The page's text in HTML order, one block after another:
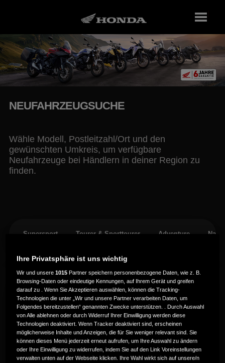
NEUFAHRZEUGSUCHE
Wähle Modell, Postleitzahl/Ort und den
gewünschten Umkreis, um verfügbare
Neufahrzeuge bei Händlern in deiner Region zu
finden.
Supersport Tourer & Sporttourer Adventure
Ihre Privatsphäre ist uns wichtig
Wir und unsere1015 Partner speichern personenbezogene Daten, wie z. B.
Browsing-Daten oder eindeutige Kennungen, auf Ihrem Gerät und greifen
darauf zu . Wenn Sie Akzeptieren auswählen, können die Tracking-
Technologien die unter „Wir und unsere Partner verarbeiten Daten, um
Folgendes bereitzustellen“ genannten Zwecke unterstützen. . Durch Auswahl
von Alle ablehnen oder durch Widerruf Ihrer Einwilligung werden diese
Technologien deaktiviert. Wenn Tracker deaktiviert sind, erscheinen
möglicherweise Inhalte und Anzeigen, die für Sie weniger relevant sind. Sie
können dieses Menü jederzeit erneut aufrufen, um Ihre Auswahl zu ändern
oder Ihre Einwilligung zu widerrufen, indem Sie auf den Link Voreinstellungen
verwalten unten auf der Webseite klicken. Ihre Wahl wirkt sich auf unsere/n